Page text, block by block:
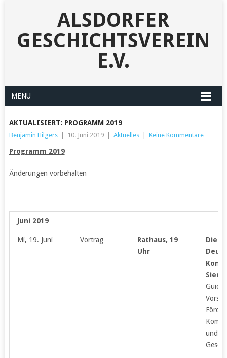
ALSDORFER
GESCHICHTSVEREIN
E.V.
MENÜ
AKTUALISIERT: PROGRAMM 2019
Benjamin Hilgers 10. Juni 2019 Aktuelles Keine Kommentare
Programm 2019
Änderungen vorbehalten
Juni 2019
Mi, 19. Juni Vortrag
Rathaus, 19
Uhr
Die
Guido
und